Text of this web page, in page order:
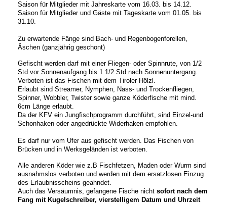
Saison für Mitglieder mit Jahreskarte vom 16.03. bis 14.12.
Saison für Mitglieder und Gäste mit Tageskarte vom 01.05. bis
31.10.
Zu erwartende Fänge sind Bach- und Regenbogenforellen,
Äschen (ganzjährig geschont)
Gefischt werden darf mit einer Fliegen- oder Spinnrute, von 1/2
Std vor Sonnenaufgang bis 1 1/2 Std nach Sonnenuntergang.
Verboten ist das Fischen mit dem Tiroler Hölzl.
Erlaubt sind Streamer, Nymphen, Nass- und Trockenfliegen,
Spinner, Wobbler, Twister sowie ganze Köderfische mit mind.
6cm Länge erlaubt.
Da der KFV ein Jungfischprogramm durchführt, sind Einzel-und
Schonhaken oder angedrückte Widerhaken empfohlen.
Es darf nur vom Ufer aus gefischt werden. Das Fischen von
Brücken und in Werksgeländen ist verboten.
Alle anderen Köder wie z.B Fischfetzen, Maden oder Wurm sind
ausnahmslos verboten und werden mit dem ersatzlosen Einzug
des Erlaubnisscheins geahndet.
Auch das Versäumnis, gefangene Fische nicht sofort nach dem
Fang mitKugelschreiber, vierstelligem Datum und Uhrzeit